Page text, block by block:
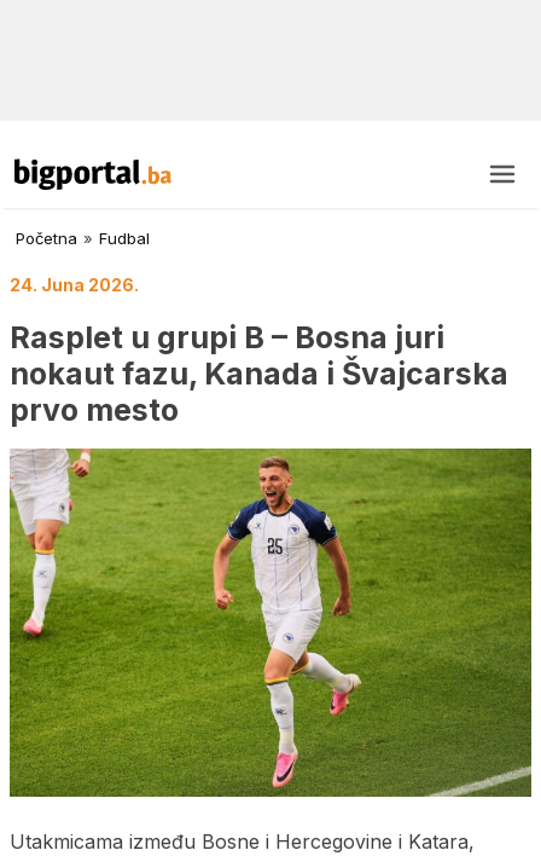
Početna » Fudbal
24. Juna 2026.
Rasplet u grupi B – Bosna juri
nokaut fazu, Kanada i Švajcarska
prvo mesto
Utakmicama između Bosne i Hercegovine i Katara,